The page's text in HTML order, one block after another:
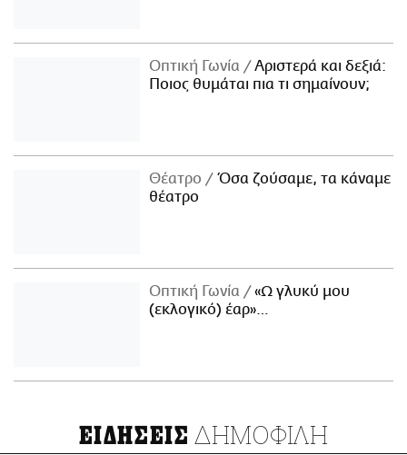
Οπτική Γωνία
Αριστερά και δεξιά:
Ποιος θυμάται πια τι σημαίνουν;
Θέατρο
Όσα ζούσαμε, τα κάναμε
θέατρο
Οπτική Γωνία
«Ω γλυκύ μου
(εκλογικό) έαρ»…
ΕΙΔΗΣΕΙΣ ΔΗΜΟΦΙΛΗ